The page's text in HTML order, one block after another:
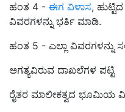
ಹಂತ 4 - ಈಗ ವಿಳಾಸ,
ವಿವರಗಳನ್ನು ಭರ್ತಿ ಮಾಡಿ.
ಹಂತ 5 - ಎಲ್ಲಾ ವಿವರಗಳನ್ನು
ಅಗತ್ಯವಿರುವ ದಾಖಲೆಗಳ ಪಟ್ಟಿ
ರೈತರ ಮಾಲೀಕತ್ವದ ಭೂಮಿಯ